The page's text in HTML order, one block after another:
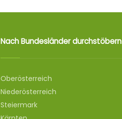
Nach Bundesländer durchstöbern
Oberösterreich
Niederösterreich
Steiermark